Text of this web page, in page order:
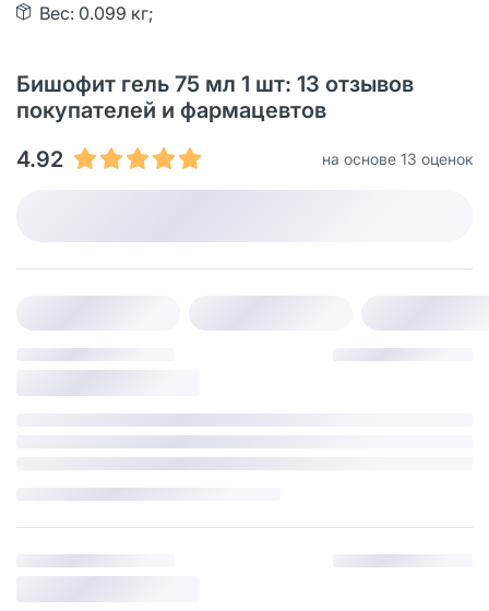
Вес: 0.099 кг;
Бишофит гель 75 мл 1 шт: 13 отзывов
покупателей и фармацевтов
4.92
на основе 13 оценок